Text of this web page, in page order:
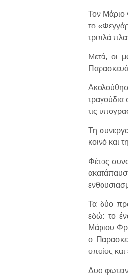
Τον Μάριο
το
τριπλά
Μετά, οι
τις
Τη
κοινό και
Φέτος
Τα δύο
εδώ: το
Μάριου
ο
οποίος
Δυο